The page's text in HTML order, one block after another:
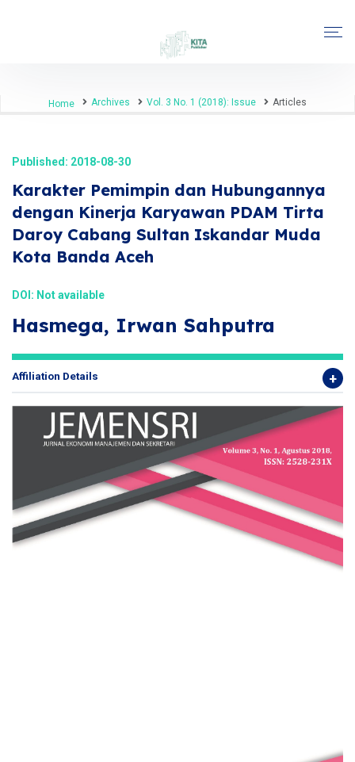
Home Archives Vol. 3 No. 1 (2018): Issue Articles
Published: 2018-08-30
Karakter Pemimpin dan Hubungannya
dengan Kinerja Karyawan PDAM Tirta
Daroy Cabang Sultan Iskandar Muda
Kota Banda Aceh
DOI: Not available
Hasmega, Irwan Sahputra
Affiliation Details